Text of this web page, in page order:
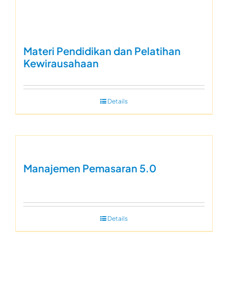
Materi Pendidikan dan Pelatihan
Kewirausahaan
Details
Manajemen Pemasaran 5.0
Details